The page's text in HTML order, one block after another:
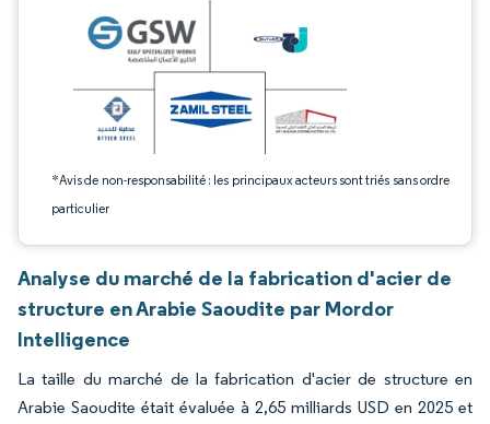
*Avis de non-responsabilité : les principaux acteurs sont triés sans ordre
particulier
Analyse du marché de la fabrication d'acier de
structure en Arabie Saoudite par Mordor
Intelligence
La taille du marché de la fabrication d'acier de structure en
Arabie Saoudite était évaluée à 2,65 milliards USD en 2025 et